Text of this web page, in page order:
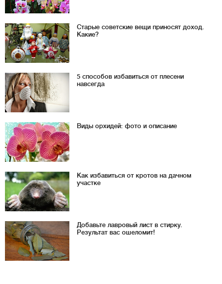
Старые советские вещи приносят доход.
Какие?
5 способов избавиться от плесени
навсегда
Виды орхидей: фото и описание
Как избавиться от кротов на дачном
участке
Добавьте лавровый лист в стирку.
Результат вас ошеломит!